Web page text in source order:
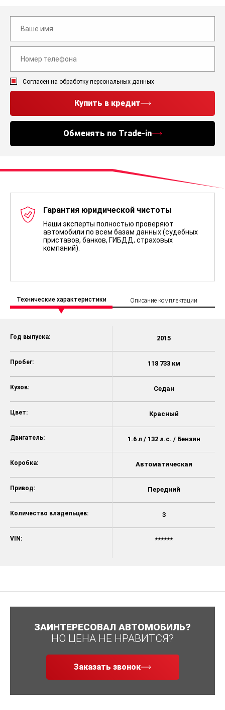
Согласен на обработку персональных данных
Купить в кредит
Обменять по Trade-in
Гарантия юридической чистоты
Наши эксперты полностью проверяют
автомобили по всем базам данных (судебных
приставов, банков, ГИБДД, страховых
компаний).
Технические характеристики Описание комплектации
Год выпуска:
Пробег:
Кузов:
Цвет:
Двигатель:
Коробка:
Привод:
Количество владельцев:
VIN:
2015
118 733 км
Седан
Красный
1.6 л / 132 л.с. / Бензин
Автоматическая
Передний
3
******
ЗАИНТЕРЕСОВАЛ АВТОМОБИЛЬ?
НО ЦЕНА НЕ НРАВИТСЯ?
Заказать звонок